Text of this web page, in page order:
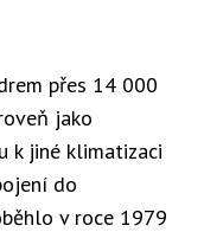
přes 14 000
jako
k jiné klimatizaci
do
v roce 1979